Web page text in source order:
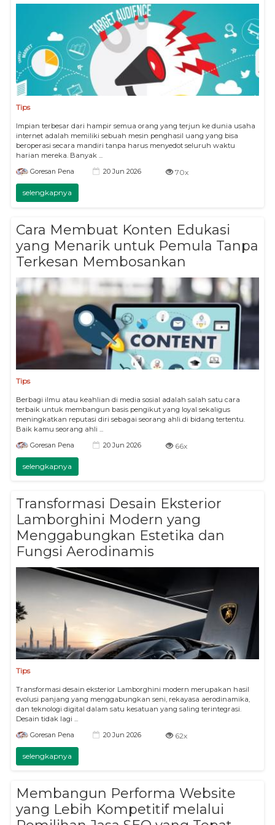
Tips
Impian terbesar dari hampir semua orang yang terjun ke dunia usaha
internet adalah memiliki sebuah mesin penghasil uang yang bisa
beroperasi secara mandiri tanpa harus menyedot seluruh waktu
harian mereka. Banyak ...
Goresan Pena 20 Jun 2026 70x
selengkapnya
Cara Membuat Konten Edukasi
yang Menarik untuk Pemula Tanpa
Terkesan Membosankan
Tips
Berbagi ilmu atau keahlian di media sosial adalah salah satu cara
terbaik untuk membangun basis pengikut yang loyal sekaligus
meningkatkan reputasi diri sebagai seorang ahli di bidang tertentu.
Baik kamu seorang ahli ...
Goresan Pena 20 Jun 2026 66x
selengkapnya
Transformasi Desain Eksterior
Lamborghini Modern yang
Menggabungkan Estetika dan
Fungsi Aerodinamis
Tips
Transformasi desain eksterior Lamborghini modern merupakan hasil
evolusi panjang yang menggabungkan seni, rekayasa aerodinamika,
dan teknologi digital dalam satu kesatuan yang saling terintegrasi.
Desain tidak lagi ...
Goresan Pena 20 Jun 2026 62x
selengkapnya
Membangun Performa Website
yang Lebih Kompetitif melalui